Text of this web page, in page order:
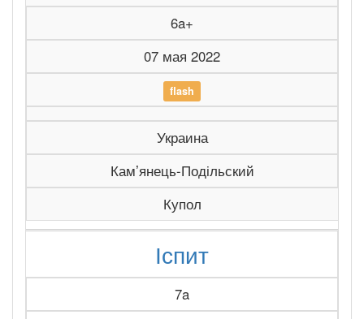
6a+
07 мая 2022
flash
Украина
Камʼянець-Подільский
Купол
Іспит
7a